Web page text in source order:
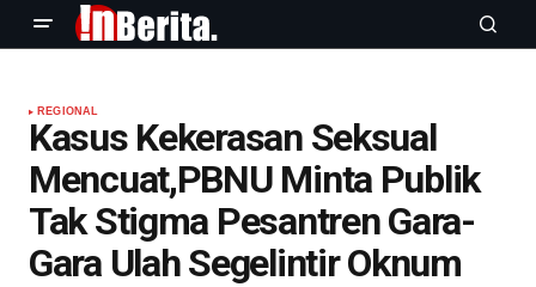
REGIONAL
Kasus Kekerasan Seksual
Mencuat,PBNU Minta Publik
Tak Stigma Pesantren Gara-
Gara Ulah Segelintir Oknum